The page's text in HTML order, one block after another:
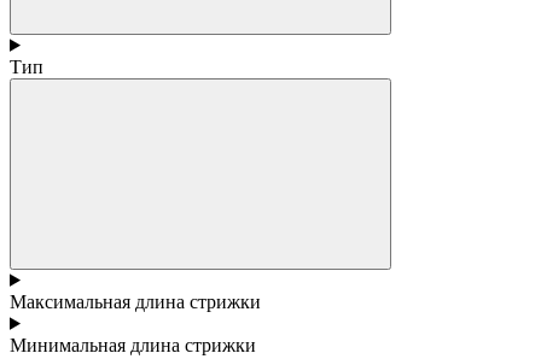
Тип
Максимальная длина стрижки
Минимальная длина стрижки